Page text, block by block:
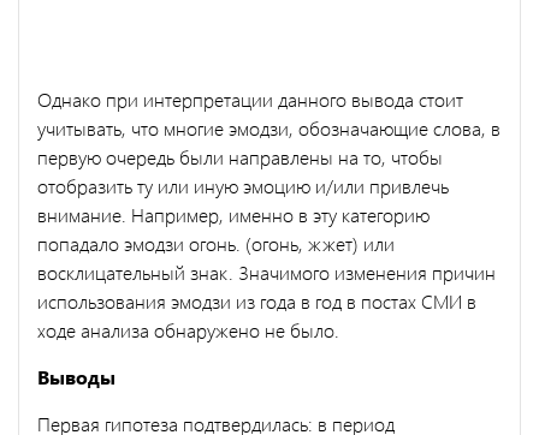
Однако при интерпретации данного вывода стоит
учитывать, что многие эмодзи, обозначающие слова, в
первую очередь были направлены на то, чтобы
отобразить ту или иную эмоцию и/или привлечь
внимание. Например, именно в эту категорию
попадало эмодзи огонь. (огонь, жжет) или
восклицательный знак. Значимого изменения причин
использования эмодзи из года в год в постах СМИ в
ходе анализа обнаружено не было.
Выводы
Первая гипотеза подтвердилась: в период